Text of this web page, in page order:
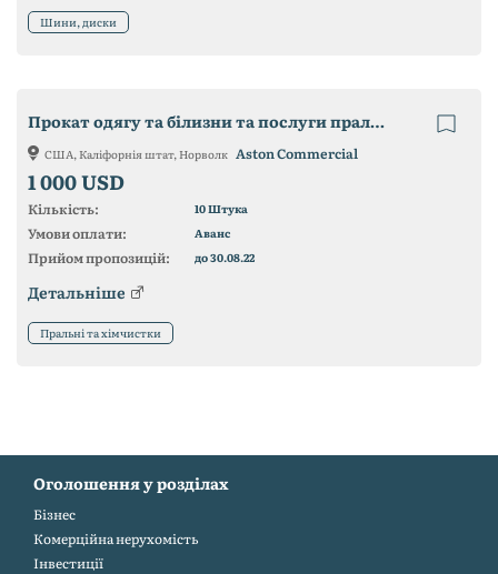
Шини, диски
Прокат одягу та білизни та послуги пральні, США
США, Каліфорнія штат, Норволк Aston Commercial
1 000 USD
Кількість: 10 Штука
Умови оплати: Аванс
Прийом пропозицій: до 30.08.22
Детальніше
Пральні та хімчистки
Оголошення у розділах
Бiзнес
Комерційна нерухомість
Інвестиції